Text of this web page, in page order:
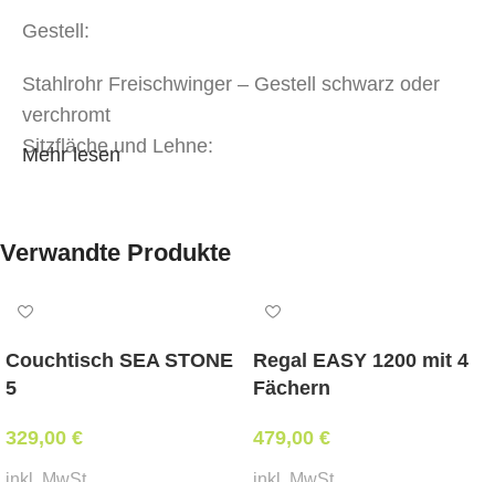
Gestell:
Stahlrohr Freischwinger – Gestell schwarz oder
verchromt
Sitzfläche und Lehne:
Bezug der Kategorie MST-600
Breite 55 cm, Tiefe 58 cm, Sitzhöhe 44 cm,
Gesamthöhe 85 cm
2 Stk.
Mehr lesen
Verwandte Produkte
Couchtisch SEA STONE
5
329,00 €
Regal EASY 1200 mit 4
Fächern
479,00 €